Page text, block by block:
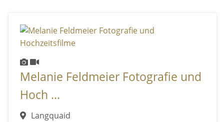
Melanie Feldmeier Fotografie und
Hoch ...
Langquaid